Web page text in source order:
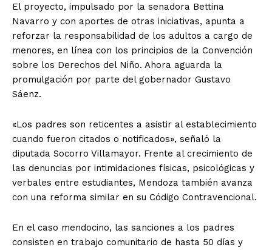
El proyecto, impulsado por la senadora Bettina
Navarro y con aportes de otras iniciativas, apunta a
reforzar la responsabilidad de los adultos a cargo de
menores, en línea con los principios de la Convención
sobre los Derechos del Niño. Ahora aguarda la
promulgación por parte del gobernador Gustavo
Sáenz.
«Los padres son reticentes a asistir al establecimiento
cuando fueron citados o notificados», señaló la
diputada Socorro Villamayor. Frente al crecimiento de
las denuncias por intimidaciones físicas, psicológicas y
verbales entre estudiantes, Mendoza también avanza
con una reforma similar en su Código Contravencional.
En el caso mendocino, las sanciones a los padres
consisten en trabajo comunitario de hasta 50 días y